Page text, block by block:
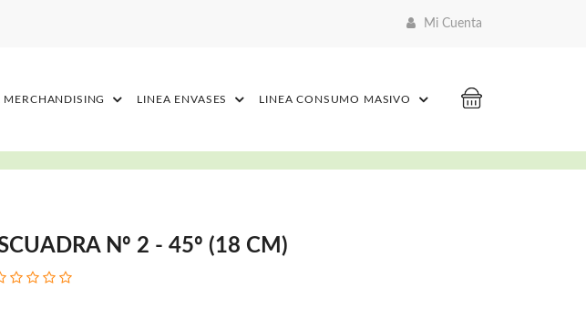
Mi Cuenta
MERCHANDISING LINEA ENVASES LINEA CONSUMO MASIVO
Nº 2 - 45º (18 CM)